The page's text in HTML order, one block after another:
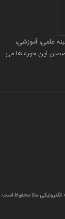
علمی، آموزشی،
این حوزه ها می
مانا محفوظ است.